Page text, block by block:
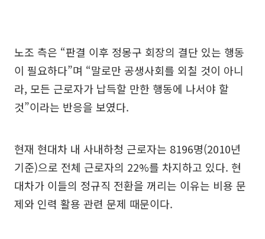
노조 측은 “판결 이후 정몽구 회장의 결단 있는 행동
이 필요하다”며 “말로만 공생사회를 외칠 것이 아니
라, 모든 근로자가 납득할 만한 행동에 나서야 할
것”이라는 반응을 보였다.
현재 현대차 내 사내하청 근로자는 8196명(2010년
기준)으로 전체 근로자의 22%를 차지하고 있다. 현
대차가 이들의 정규직 전환을 꺼리는 이유는 비용 문
제와 인력 활용 관련 문제 때문이다.